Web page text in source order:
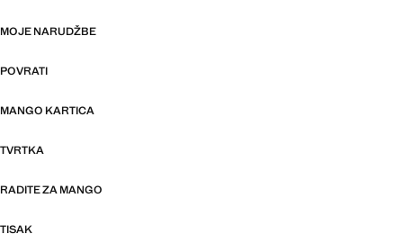
MOJE NARUDŽBE
POVRATI
MANGO KARTICA
TVRTKA
RADITE ZA MANGO
TISAK